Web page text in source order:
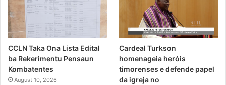
CCLN Taka Ona Lista Edital
ba Rekerimentu Pensaun
Kombatentes
August 10, 2026
Cardeal Turkson
homenageia heróis
timorenses e defende papel
da igreja no